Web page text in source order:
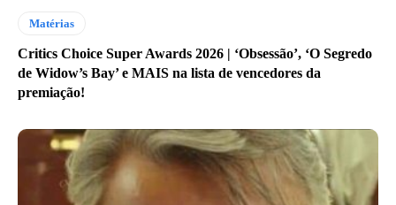
Matérias
Critics Choice Super Awards 2026 | ‘Obsessão’, ‘O Segredo
de Widow’s Bay’ e MAIS na lista de vencedores da
premiação!